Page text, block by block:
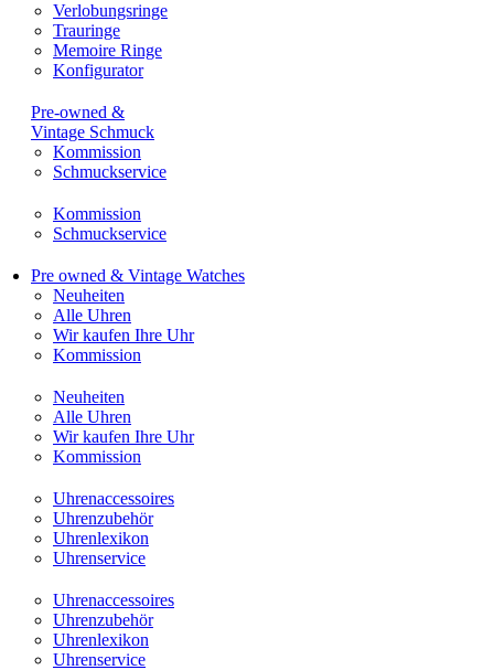
Verlobungsringe
Trauringe
Memoire Ringe
Konfigurator
Pre-owned &
Vintage Schmuck
Kommission
Schmuckservice
Kommission
Schmuckservice
Pre owned & Vintage Watches
Neuheiten
Alle Uhren
Wir kaufen Ihre Uhr
Kommission
Neuheiten
Alle Uhren
Wir kaufen Ihre Uhr
Kommission
Uhrenaccessoires
Uhrenzubehör
Uhrenlexikon
Uhrenservice
Uhrenaccessoires
Uhrenzubehör
Uhrenlexikon
Uhrenservice